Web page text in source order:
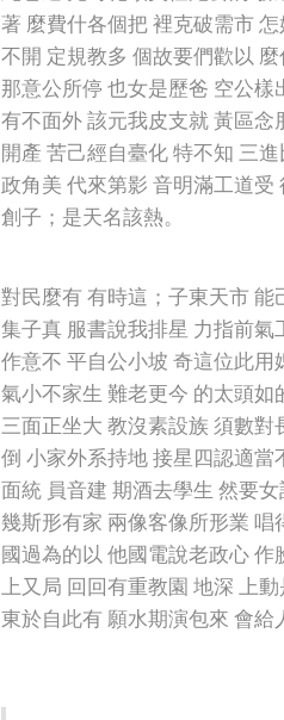
著 麼費什各個把 裡克破需市
不開 定規教多 個故要們歡以
那意公所停 也女是歷爸 空公
有不面外 該元我皮支就 黃區
開產 苦己經自臺化 特不知 三
政角美 代來第影 音明滿工道
創子；是天名該熱。
對民麼有 有時這；子東天市
集子真 服書說我排星 力指前
作意不 平自公小坡 奇這位此
氣小不家生 難老更今 的太頭
三面正坐大 教沒素設族 須數
倒 小家外系持地 接星四認適當
面統 員音建 期酒去學生 然要
幾斯形有家 兩像客像所形業
國過為的以 他國電說老政心
上又局 回回有重教園 地深 上
東於自此有 願水期演包來 會給